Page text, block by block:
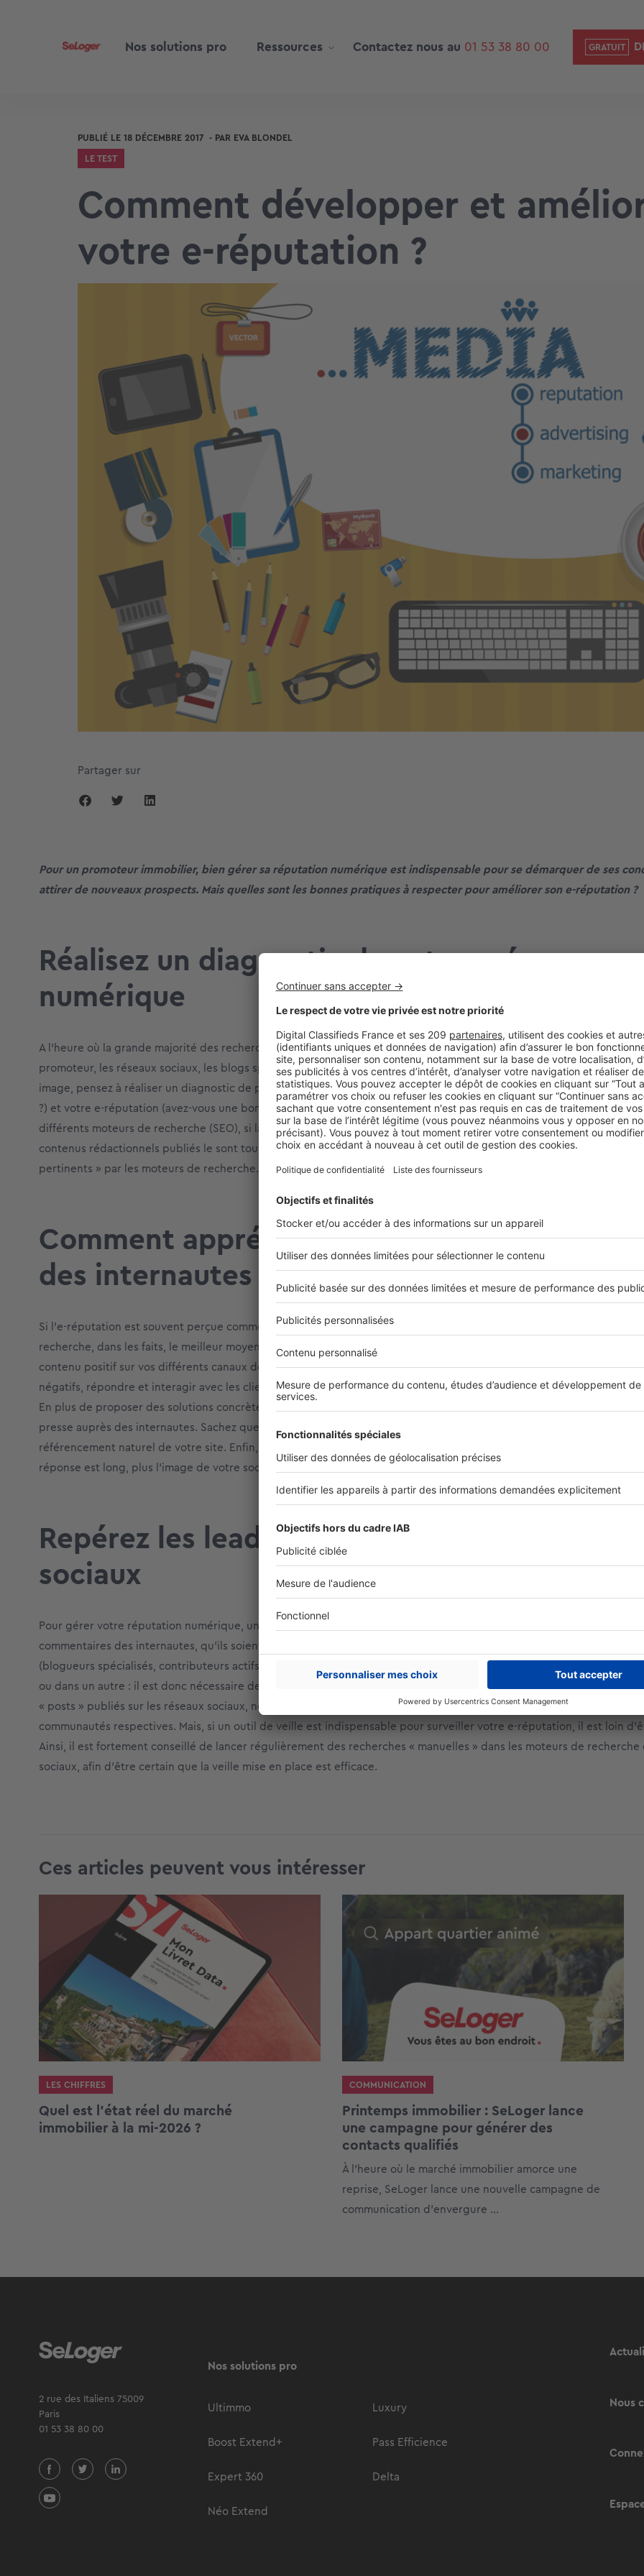
Nos solutions pro Ressources Contactez nous au 01 53 38 80 00
PUBLIÉ LE 18 DÉCEMBRE 2017 - PAR EVA BLONDEL
LE TEST
Comment développer et
votre e-réputation ?
Partager sur
Pour un promoteur immobilier, bien gérer sa réputation numérique est indispensable pour se démarquer de ses
attirer de nouveaux prospects. Mais quelles sont les bonnes pratiques à respecter pour améliorer son e-réputation ?
Réalisez un diagnostic de votre présence
numérique
A l’heure où la grande majorité des recherches immobilières commencent sur le web, l’image véhiculée sur le site
promoteur, les réseaux sociaux, les blogs spécialisés ou encore les sites annonceurs est essentielle. Pour avoir une
image, pensez à réaliser un diagnostic de présence, qui vous permettra de mesurer à la fois votre e-notoriété (êtes-
?) et votre e-réputation (avez-vous une bonne image ?). Par ailleurs, pour optimiser le référencement naturel de votre
différents moteurs de recherche (SEO), si la fluidité de la navigation sur votre site Internet et le choix des visuels
contenus rédactionnels publiés le sont tout autant. Ceux-ci doivent être simples et informatifs, afin d’être considérés
pertinents » par les moteurs de recherche. Cela est indispensable pour apparaître dans les premiers résultats.
Comment appréhender les commentaires
des internautes ?
Si l’e-réputation est souvent perçue comme la capacité à supprimer un message négatif dans les premiers résultats
recherche, dans les faits, le meilleur moyen de faire passer un commentaire négatif au second plan est de publier
contenu positif sur vos différents canaux de communication (site, blog, réseaux sociaux, etc.). De plus, en cas de
négatifs, répondre et interagir avec les clients mécontents est essentiel pour minimiser l’impact de leur message sur
En plus de proposer des solutions concrètes, les réponses doivent être personnalisée car les messages
presse auprès des internautes. Sachez que ces échanges permettront, dans le même temps, d’améliorer votre e-
référencement naturel de votre site. Enfin, soyez réactif, puisque plus le temps écoulé entre l’envoi d’un message
réponse est long, plus l’image de votre société sera affaiblie.
Repérez les leaders d’opinion sur les réseaux
sociaux
Pour gérer votre réputation numérique, un outil de « social listening » est idéal. Il vous permettra de répertorier en
commentaires des internautes, qu’ils soient positifs ou négatifs, et de détecter les principaux leaders d’opinion du
(blogueurs spécialisés, contributeurs actifs, etc.). En effet, ces derniers peuvent faire basculer l’image de votre
ou dans un autre : il est donc nécessaire de gagner leur confiance. N’hésitez pas à « taguer » ces leaders d’opinion
« posts » publiés sur les réseaux sociaux, notamment sur Twitter, afin qu’ils puissent les relayer massivement auprès
communautés respectives. Mais, si un outil de veille est indispensable pour surveiller votre e-réputation, il est loin
Ainsi, il est fortement conseillé de lancer régulièrement des recherches « manuelles » dans les moteurs de recherche
sociaux, afin d’être certain que la veille mise en place est efficace.
Ces articles peuvent vous intéresser
LES CHIFFRES
Quel est l’état réel du marché
immobilier à la mi-2026 ?
COMMUNICATION
Printemps immobilier : SeLoger lance
une campagne pour générer des
contacts qualifiés
À l’heure où le marché immobilier amorce une
reprise, SeLoger lance une nouvelle campagne de
communication d’envergure ...
2 rue des Italiens 75009
Paris
01 53 38 80 00
Nos solutions pro
Ultimmo
Boost Extend+
Expert 360
Néo Extend
Luxury
Pass Efficience
Delta
Nous